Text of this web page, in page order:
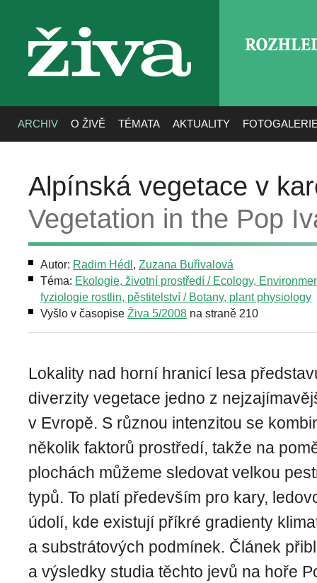
živa
ARCHIV O ŽIVĚ TÉMATA AKTUALITY
Alpínská vegetace v
Vegetation in the Pop
Autor: Radim Hédl , Zuzana Buřivalová
Téma: Ekologie, životní prostředí / Ecology,
fyziologie rostlin, pěstitelství / Botany, plant physiology
Vyšlo v časopise Živa 5/2008 na straně 210
Lokality nad horní hranicí lesa
diverzity vegetace jedno z
v Evropě. S různou intenzitou se
několik faktorů prostředí, takže na
plochách můžeme sledovat velkou
typů. To platí především pro kary,
údolí, kde existují příkré gradienty
a substrátových podmínek. Článek
a výsledky studia těchto jevů na hoře